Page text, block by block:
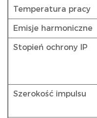
Temperatura pracy
Emisje harmoniczne
Stopień ochrony IP
Szerokość impulsu